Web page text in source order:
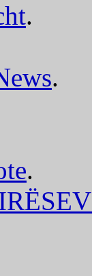
.
.
.